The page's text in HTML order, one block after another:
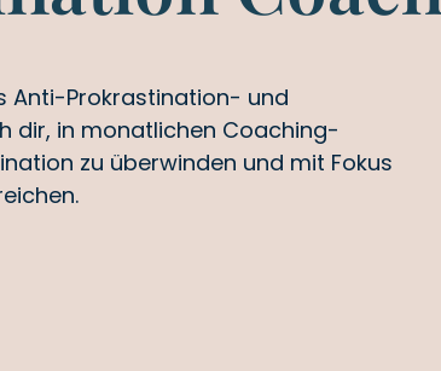
Anti-Prokrastination- und
dir, in monatlichen Coaching-
zu überwinden und mit Fokus